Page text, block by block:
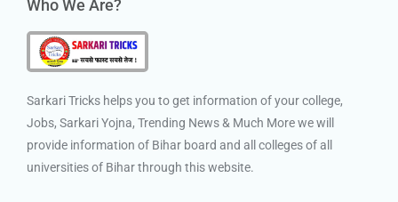
Who We Are?
Sarkari Tricks helps you to get information of your college,
Jobs, Sarkari Yojna, Trending News & Much More we will
provide information of Bihar board and all colleges of all
universities of Bihar through this website.